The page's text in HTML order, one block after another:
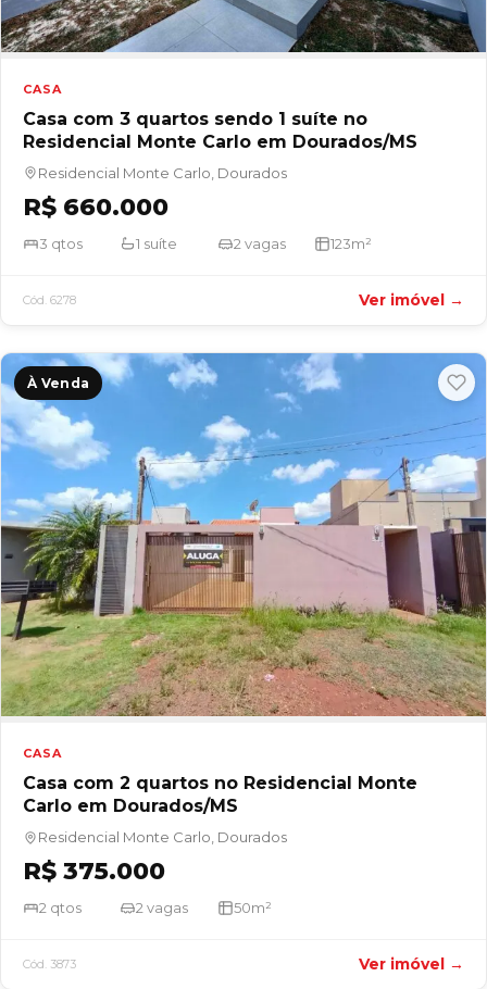
CASA
Casa com 3 quartos sendo 1 suíte no
Residencial Monte Carlo em Dourados/MS
Residencial Monte Carlo, Dourados
R$ 660.000
3 qtos 1 suíte 2 vagas 123m²
Cód. 6278 Ver imóvel →
À Venda
CASA
Casa com 2 quartos no Residencial Monte
Carlo em Dourados/MS
Residencial Monte Carlo, Dourados
R$ 375.000
2 qtos 2 vagas 50m²
Cód. 3873 Ver imóvel →